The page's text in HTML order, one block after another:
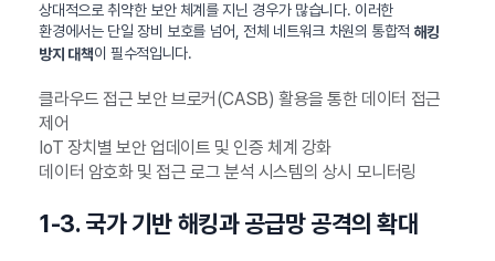
상대적으로 취약한 보안 체계를 지닌 경우가 많습니다. 이러한
환경에서는 단일 장비 보호를 넘어, 전체 네트워크 차원의 통합적 해킹
방지 대책이 필수적입니다.
클라우드 접근 보안 브로커(CASB) 활용을 통한 데이터 접근
제어
IoT 장치별 보안 업데이트 및 인증 체계 강화
데이터 암호화 및 접근 로그 분석 시스템의 상시 모니터링
1-3. 국가 기반 해킹과 공급망 공격의 확대